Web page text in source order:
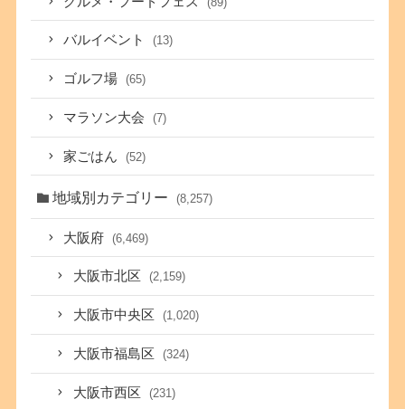
バルイベント (13)
ゴルフ場 (65)
マラソン大会 (7)
家ごはん (52)
地域別カテゴリー (8,257)
大阪府 (6,469)
大阪市北区 (2,159)
大阪市中央区 (1,020)
大阪市福島区 (324)
大阪市西区 (231)